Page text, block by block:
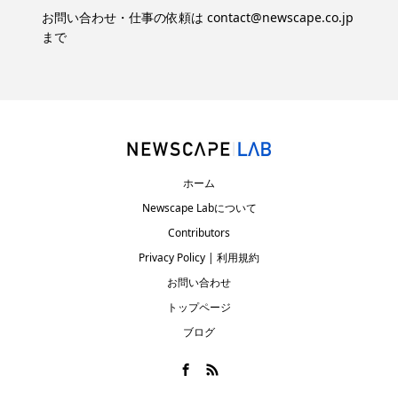
お問い合わせ・仕事の依頼は contact@newscape.co.jp
まで
ホーム
Newscape Labについて
Contributors
Privacy Policy | 利用規約
お問い合わせ
トップページ
ブログ